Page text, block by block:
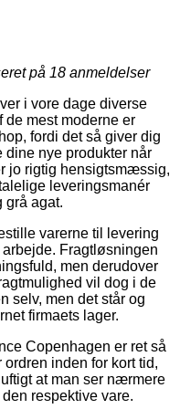
på 18 anmeldelser
i vore dage diverse
de mest moderne er
fordi det så giver dig
dine nye produkter når
jo rigtig hensigtsmæssig,
leveringsmanér
grå agat.
varerne til levering
Fragtløsningen
men derudover
vil dog i de
selv, men det står og
firmaets lager.
Copenhagen er ret så
inden for kort tid,
at man ser nærmere
respektive vare.